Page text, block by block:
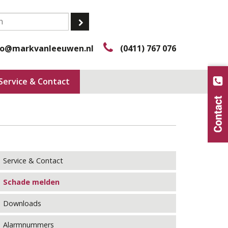
(0411) 767 076
& Contact
Service & Contact
Schade melden
Downloads
Alarmnummers